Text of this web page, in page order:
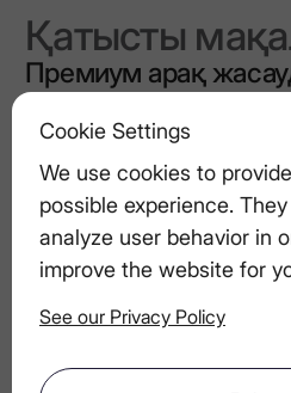
Cookie Settings
We use cookies to
possible experience.
analyze user behavior in
improve the website for
See our Privacy Policy
Қатысты
Премиум арақ
фильтрацияның рөлі
Жағажай мен
жақсы жазғы арақ
Бес сезім кешін